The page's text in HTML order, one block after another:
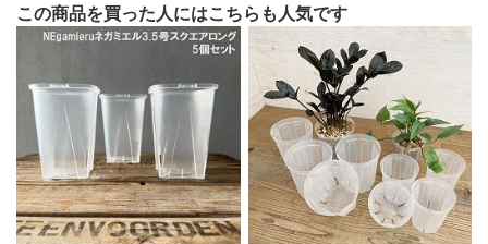
この商品を買った人にはこちらも人気です